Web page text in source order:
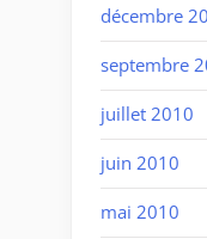
décembre
septembre
juillet 2010
juin 2010
mai 2010